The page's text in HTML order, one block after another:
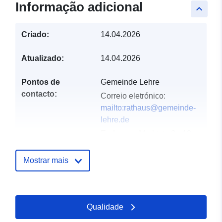
keyboard_arrow_up
Informação adicional
Criado: 14.04.2026
Atualizado: 14.04.2026
Pontos de
contacto:
Gemeinde Lehre
Correio eletrónico:
mailto:rathaus@gemeinde-
lehre.de
Acrescentado à data.europa.eu:
Mostrar mais
Qualidade